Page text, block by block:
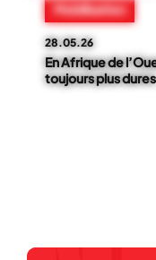
Mobilisation
28.05.26
En Afrique de
toujours plus dures